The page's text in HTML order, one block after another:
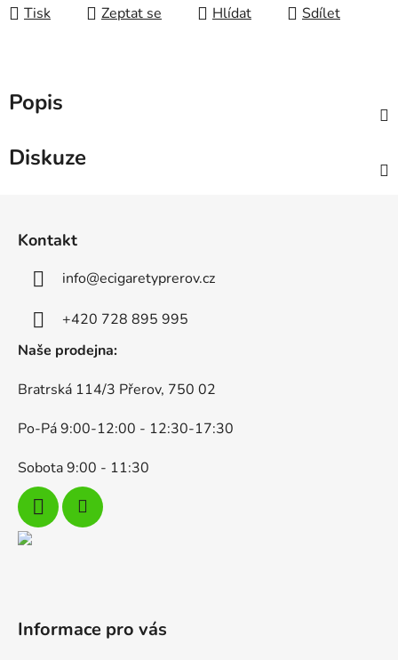
Tisk Zeptat se Hlídat Sdílet
Popis
Diskuze
Kontakt
info@ecigaretyprerov.cz
+420 728 895 995
Naše prodejna:
Bratrská 114/3 Přerov, 750 02
Po-Pá 9:00-12:00 - 12:30-17:30
Sobota 9:00 - 11:30
Informace pro vás